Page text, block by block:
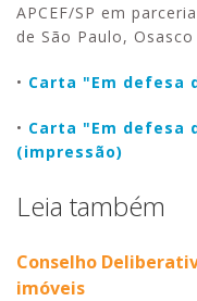
APCEF/SP em
de São Paulo,
• Carta "Em defesa
• Carta "Em defesa
(impressão)
Leia também
Conselho
imóveis